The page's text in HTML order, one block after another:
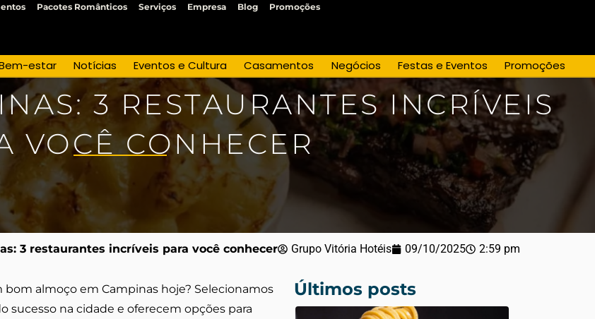
Pacotes Românticos Serviços Empresa Blog Promoções
estar Notícias Eventos e Cultura Casamentos Negócios Festas e Eventos Promoções
3 RESTAURANTES INCRÍVEIS
VOCÊ CONHECER
3 restaurantes incríveis para você conhecer Grupo Vitória Hotéis 09/10/2025 2:59 pm
bom almoço em Campinas hoje? Selecionamos
sucesso na cidade e oferecem opções para
Últimos posts